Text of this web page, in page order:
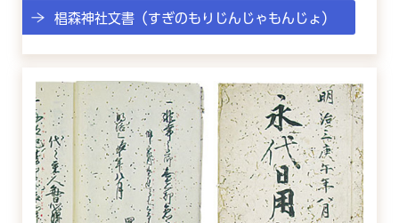
椙森神社文書（すぎのもりじんじゃもんじょ）